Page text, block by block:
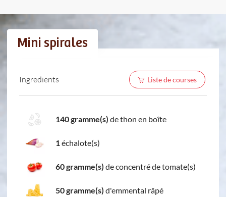
Mini spirales
Ingredients Liste de courses
140 gramme(s) de thon en boîte
1échalote(s)
60 gramme(s) de concentré de tomate(s)
50 gramme(s) d'emmental râpé